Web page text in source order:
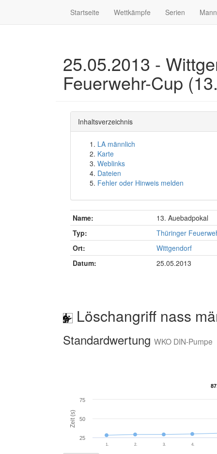
Startseite Wettkämpfe Serien
25.05.2013 -
Feuerwehr-Cup
Inhaltsverzeichnis
LA männlich
Karte
Weblinks
Dateien
Fehler oder Hinweis melden
Name:
13. Auebadpokal
Typ:
Thüringer
Ort:
Wittgendorf
Datum:
25.05.2013
Löschangriff nass
Standardwertung WKO DIN-Pumpe
Zeit (s)
1. 2. 3. 4.
25
50
75